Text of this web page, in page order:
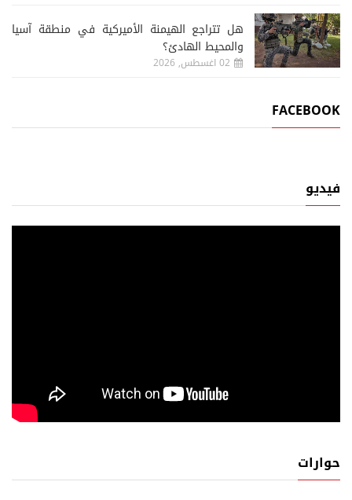
هل تتراجع الهيمنة الأميركية في منطقة آسيا
والمحيط الهادئ؟
02 اغسطس, 2026
FACEBOOK
فيديو
حوارات